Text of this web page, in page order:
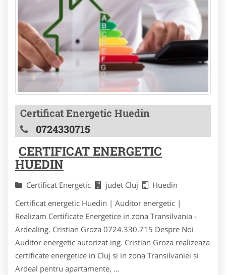
Certificat Energetic Huedin
0724330715
CERTIFICAT ENERGETIC
HUEDIN
Certificat Energetic judet Cluj
Huedin
Certificat energetic Huedin | Auditor energetic |
Realizam Certificate Energetice in zona Transilvania -
Ardealing. Cristian Groza 0724.330.715 Despre Noi
Auditor energetic autorizat ing. Cristian Groza realizeaza
certificate energetice in Cluj si in zona Transilvaniei si
Ardeal pentru apartamente, ...